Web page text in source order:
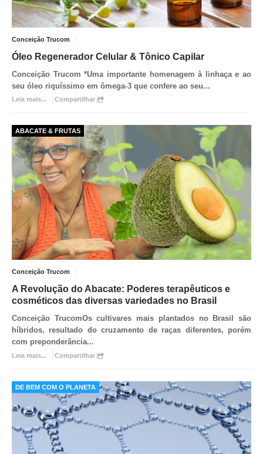
Conceição Trucom
Óleo Regenerador Celular & Tônico Capilar
Conceição Trucom *Uma importante homenagem à linhaça e ao
seu óleo riquíssimo em ômega-3 que confere ao seu...
Leia mais... Compartilhar
ABACATE & FRUTAS
Conceição Trucom
A Revolução do Abacate: Poderes terapêuticos e
cosméticos das diversas variedades no Brasil
Conceição TrucomOs cultivares mais plantados no Brasil são
híbridos, resultado do cruzamento de raças diferentes, porém
com preponderância...
Leia mais... Compartilhar
DE BEM COM O PLANETA